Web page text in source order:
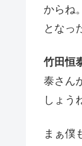
からね
となっ
竹田恒
泰さん
しょう
まぁ僕